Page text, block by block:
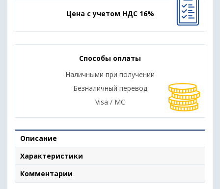
Цена с учетом НДС 16%
Способы оплаты
Наличными при получении
Безналичный перевод
Visa / MC
Описание
Характеристики
Комментарии